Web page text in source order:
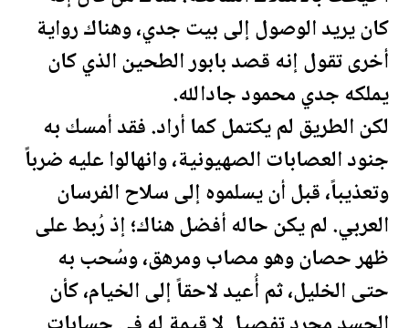
كان يريد الوصول إلى بيت جدي، وهناك رواية
أخرى تقول إنه قصد بابور الطحين الذي كان
يملكه جدي محمود جادالله.
لكن الطريق لم يكتمل كما أراد. فقد أمسك به
جنود العصابات الصهيونية، وانهالوا عليه ضرباً
وتعذيباً، قبل أن يسلموه إلى سلاح الفرسان
العربي. لم يكن حاله أفضل هناك؛ إذ رُبط على
ظهر حصان وهو مصاب ومرهق، وسُحب به
حتى الخليل، ثم أُعيد لاحقاً إلى الخيام، كأن